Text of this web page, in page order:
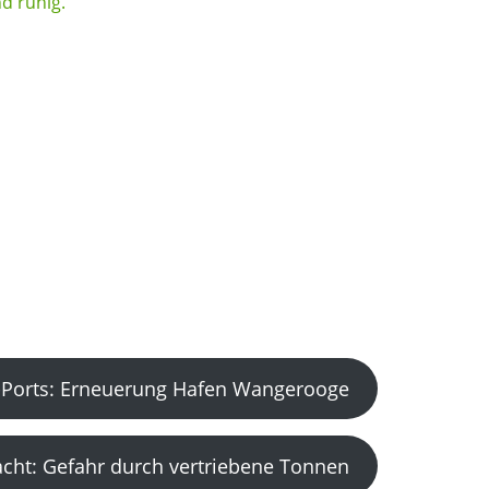
Erneuerung Hafen Wangerooge
Gefahr durch vertriebene Tonnen